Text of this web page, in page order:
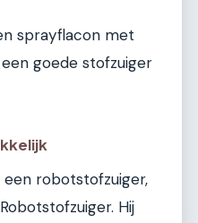
sprayflacon met
goede stofzuiger
robotstofzuiger,
Hij